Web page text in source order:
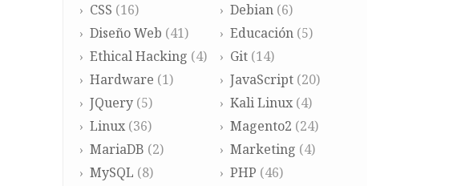
CSS (16) Debian(6)
Diseño Web (41) Educación(5)
Ethical Hacking (4) Git(14)
Hardware (1) JavaScript(20)
JQuery (5) Kali Linux(4)
Linux (36) Magento2 (24)
MariaDB (2) Marketing (4)
MySQL (8) PHP (46)